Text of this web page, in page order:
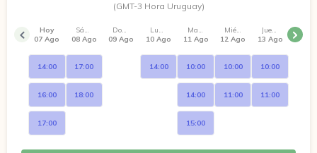
(GMT-3 Hora Uruguay)
Hoy
07 Ago
14:00
16:00
17:00
Sábado
08 Ago
17:00
18:00
Domingo
09 Ago
Lunes
10 Ago
14:00
Martes
11 Ago
10:00
14:00
15:00
Miércoles
12 Ago
10:00
11:00
Jueves
13 Ago
10:00
11:00